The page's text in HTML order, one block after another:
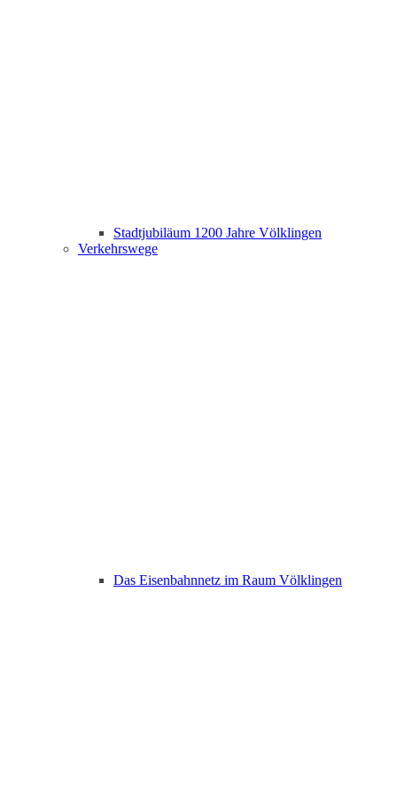
Stadtjubiläum 1200 Jahre Völklingen
Verkehrswege
Das Eisenbahnnetz im Raum Völklingen